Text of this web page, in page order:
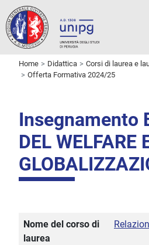
Home Didattica Corsi di laurea e
Offerta Formativa 2024/25
Insegnamento
DEL WELFARE
Nome del corso di
laurea